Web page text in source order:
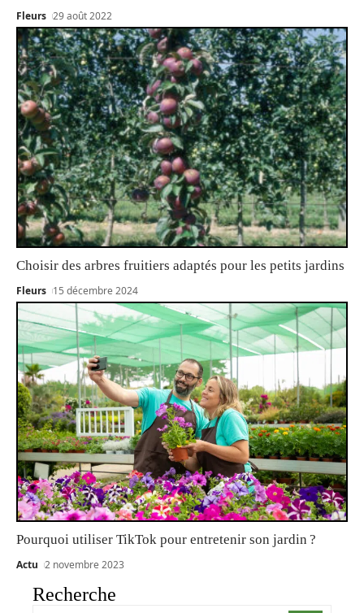
Fleurs 29 août 2022
Choisir des arbres fruitiers adaptés pour les petits jardins
Fleurs 15 décembre 2024
Pourquoi utiliser TikTok pour entretenir son jardin ?
Actu 2 novembre 2023
Recherche